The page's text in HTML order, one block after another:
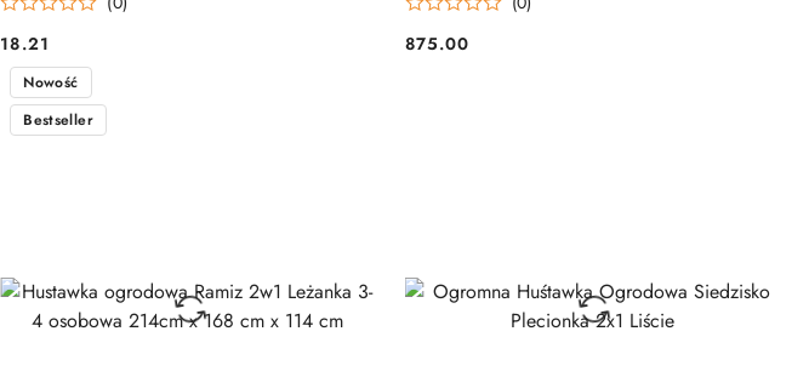
Cena:
18.21 Cena:
875.00
Nowość
Bestseller